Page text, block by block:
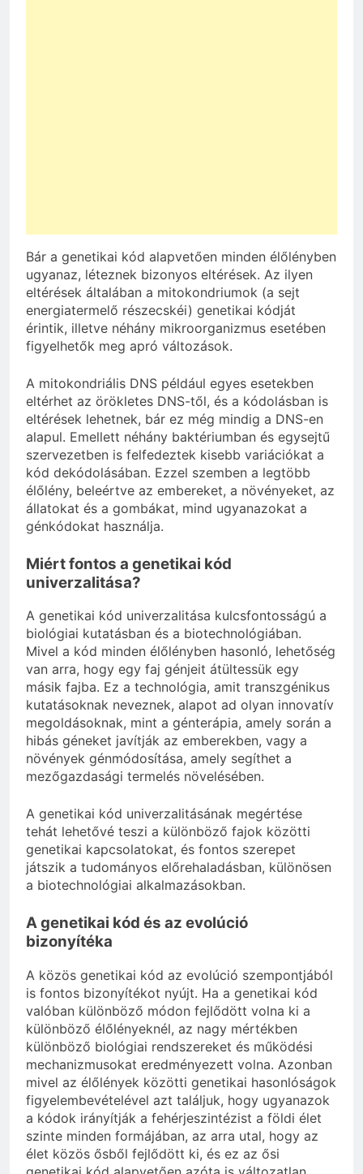
Bár a genetikai kód alapvetően minden élőlényben
ugyanaz, léteznek bizonyos eltérések. Az ilyen
eltérések általában a mitokondriumok (a sejt
energiatermelő részecskéi) genetikai kódját
érintik, illetve néhány mikroorganizmus esetében
figyelhetők meg apró változások.
A mitokondriális DNS például egyes esetekben
eltérhet az örökletes DNS-től, és a kódolásban is
eltérések lehetnek, bár ez még mindig a DNS-en
alapul. Emellett néhány baktériumban és egysejtű
szervezetben is felfedeztek kisebb variációkat a
kód dekódolásában. Ezzel szemben a legtöbb
élőlény, beleértve az embereket, a növényeket, az
állatokat és a gombákat, mind ugyanazokat a
génkódokat használja.
Miért fontos a genetikai kód
univerzalitása?
A genetikai kód univerzalitása kulcsfontosságú a
biológiai kutatásban és a biotechnológiában.
Mivel a kód minden élőlényben hasonló, lehetőség
van arra, hogy egy faj génjeit átültessük egy
másik fajba. Ez a technológia, amit transzgénikus
kutatásoknak neveznek, alapot ad olyan innovatív
megoldásoknak, mint a génterápia, amely során a
hibás géneket javítják az emberekben, vagy a
növények génmódosítása, amely segíthet a
mezőgazdasági termelés növelésében.
A genetikai kód univerzalitásának megértése
tehát lehetővé teszi a különböző fajok közötti
genetikai kapcsolatokat, és fontos szerepet
játszik a tudományos előrehaladásban, különösen
a biotechnológiai alkalmazásokban.
A genetikai kód és az evolúció
bizonyítéka
A közös genetikai kód az evolúció szempontjából
is fontos bizonyítékot nyújt. Ha a genetikai kód
valóban különböző módon fejlődött volna ki a
különböző élőlényeknél, az nagy mértékben
különböző biológiai rendszereket és működési
mechanizmusokat eredményezett volna. Azonban
mivel az élőlények közötti genetikai hasonlóságok
figyelembevételével azt találjuk, hogy ugyanazok
a kódok irányítják a fehérjeszintézist a földi élet
szinte minden formájában, az arra utal, hogy az
élet közös ősből fejlődött ki, és ez az ősi